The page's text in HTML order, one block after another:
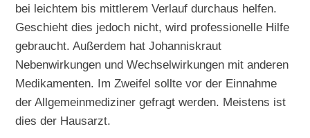
bei leichtem bis mittlerem Verlauf durchaus helfen.
Geschieht dies jedoch nicht, wird professionelle Hilfe
gebraucht. Außerdem hat Johanniskraut
Nebenwirkungen und Wechselwirkungen mit anderen
Medikamenten. Im Zweifel sollte vor der Einnahme
der Allgemeinmediziner gefragt werden. Meistens ist
dies der Hausarzt.